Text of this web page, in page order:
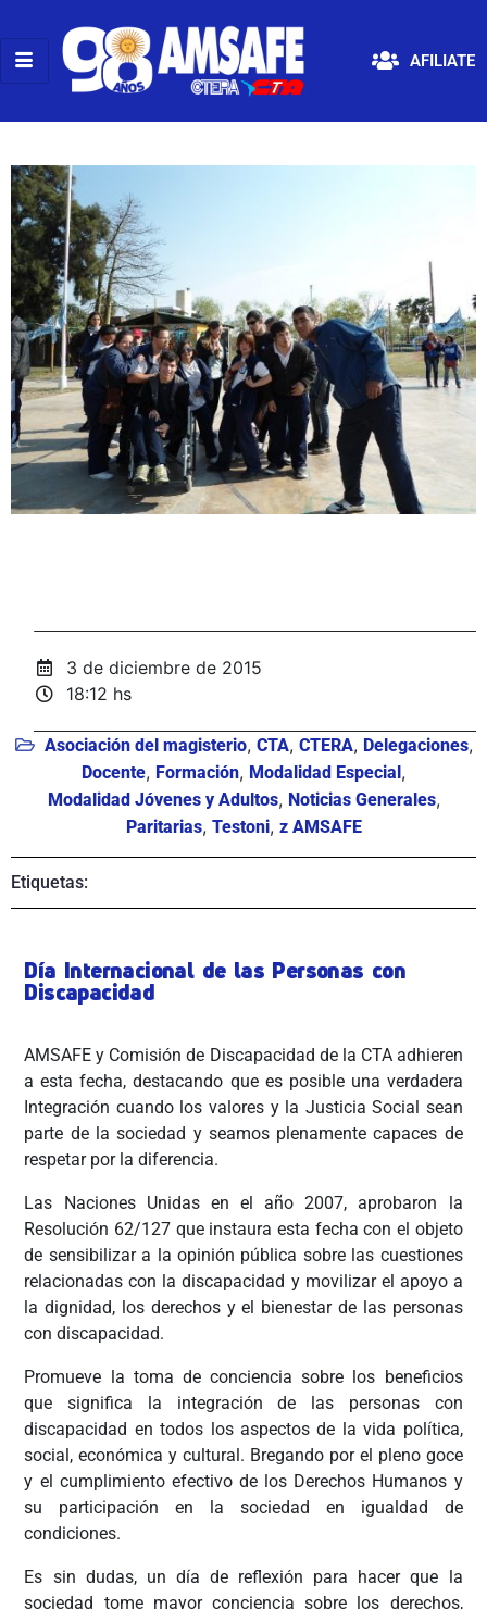
AFILIATE
3 de diciembre de 2015
18:12 hs
Asociación del magisterio, CTA, CTERA, Delegaciones,
Docente, Formación, Modalidad Especial,
Modalidad Jóvenes y Adultos, Noticias Generales,
Paritarias, Testoni, z AMSAFE
Etiquetas:
Día Internacional de las Personas con
Discapacidad
AMSAFE y Comisión de Discapacidad de la CTA adhieren
a esta fecha, destacando que es posible una verdadera
Integración cuando los valores y la Justicia Social sean
parte de la sociedad y seamos plenamente capaces de
respetar por la diferencia.
Las Naciones Unidas en el año 2007, aprobaron la
Resolución 62/127 que instaura esta fecha con el objeto
de sensibilizar a la opinión pública sobre las cuestiones
relacionadas con la discapacidad y movilizar el apoyo a
la dignidad, los derechos y el bienestar de las personas
con discapacidad.
Promueve la toma de conciencia sobre los beneficios
que significa la integración de las personas con
discapacidad en todos los aspectos de la vida política,
social, económica y cultural. Bregando por el pleno goce
y el cumplimiento efectivo de los Derechos Humanos y
su participación en la sociedad en igualdad de
condiciones.
Es sin dudas, un día de reflexión para hacer que la
sociedad tome mayor conciencia sobre los derechos,